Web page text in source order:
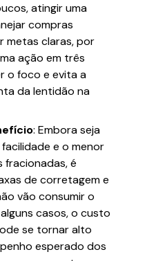
atingir uma
compras
metas claras, por
ação em três
o foco e evita a
da lentidão na
: Embora seja
e o menor
fracionadas, é
de corretagem e
vão consumir o
casos, o custo
se tornar alto
esperado dos